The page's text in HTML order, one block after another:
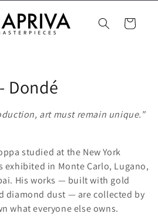
Carrello
Dondé
art must remain unique."
studied at the New York
exhibited in Monte Carlo, Lugano,
His works — built with gold
diamond dust — are collected by
what everyone else owns.